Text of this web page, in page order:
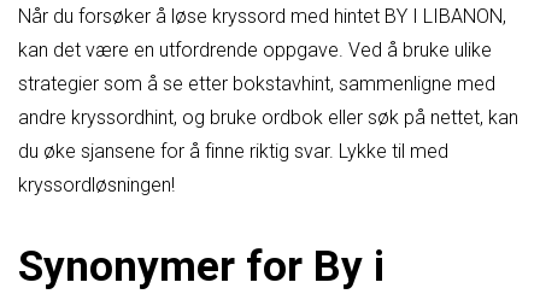
Når du forsøker å løse kryssord med hintet BY I LIBANON,
kan det være en utfordrende oppgave. Ved å bruke ulike
strategier som å se etter bokstavhint, sammenligne med
andre kryssordhint, og bruke ordbok eller søk på nettet, kan
du øke sjansene for å finne riktig svar. Lykke til med
kryssordløsningen!
Synonymer for By i